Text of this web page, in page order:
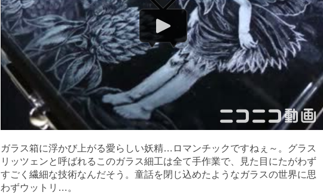
ガラス箱に浮かび上がる愛らしい妖精…ロマンチックですねぇ～。グラス
リッツェンと呼ばれるこのガラス細工は全て手作業で、見た目にたがわず
すごく繊細な技術なんだそう。童話を閉じ込めたようなガラスの世界に思
わずウットリ…。